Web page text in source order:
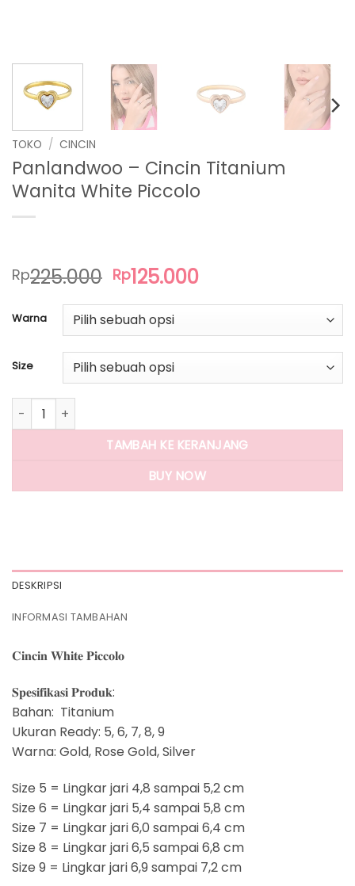
TOKO / CINCIN
Panlandwoo – Cincin Titanium
Wanita White Piccolo
Rp225.000 Harga
adalah:
Rp225.000.
Rp125.000Harga
adalah:
Rp125.000.
Warna
Size
Kuantitas Panlandwoo - Cincin Titanium Wanita White
TAMBAH KE KERANJANG
BUY NOW
DESKRIPSI
INFORMASI TAMBAHAN
𝐂𝐢𝐧𝐜𝐢𝐧 𝐖𝐡𝐢𝐭𝐞 𝐏𝐢𝐜𝐜𝐨𝐥𝐨
𝐒𝐩𝐞𝐬𝐢𝐟𝐢𝐤𝐚𝐬𝐢 𝐏𝐫𝐨𝐝𝐮𝐤:
Bahan: Titanium
Ukuran Ready: 5, 6, 7, 8, 9
Warna: Gold, Rose Gold, Silver
Size 5 = Lingkar jari 4,8 sampai 5,2 cm
Size 6 = Lingkar jari 5,4 sampai 5,8 cm
Size 7 = Lingkar jari 6,0 sampai 6,4 cm
Size 8 = Lingkar jari 6,5 sampai 6,8 cm
Size 9 = Lingkar jari 6,9 sampai 7,2 cm